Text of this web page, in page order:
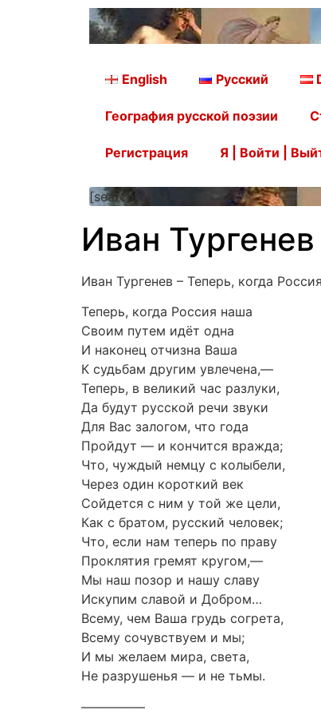
English Русский
География русской поэзии
Регистрация Я | Войти |
[searchform]
Иван
Иван Тургенев – Теперь, когда
Теперь, когда Россия наша
Своим путем идёт одна
И наконец отчизна Ваша
К судьбам другим увлечена,—
Теперь, в великий час разлуки,
Да будут русской речи звуки
Для Вас залогом, что года
Пройдут — и кончится вражда;
Что, чуждый немцу с колыбели,
Через один короткий век
Сойдется с ним у той же цели,
Как с братом, русский человек;
Что, если нам теперь по праву
Проклятия гремят кругом,—
Мы наш позор и нашу славу
Искупим славой и Добром…
Всему, чем Ваша грудь согрета,
Всему сочувствуем и мы;
И мы желаем мира, света,
Не разрушенья — и не тьмы.
—————